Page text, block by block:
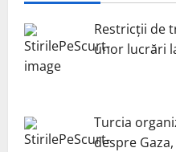
Restricții de
unor lucrări
Turcia
despre